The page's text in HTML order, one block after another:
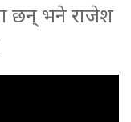
छन् भने राजेश